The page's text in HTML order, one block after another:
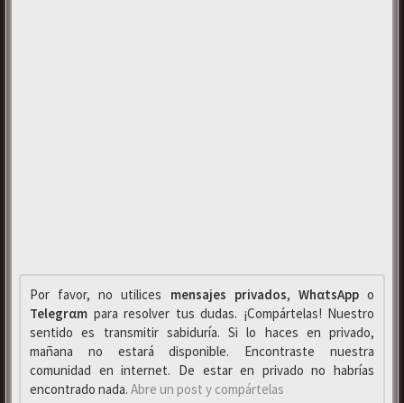
Por favor, no utilices mensajes privados, WhαtsAppo
Telegrαm para resolver tus dudas. ¡Compártelas! Nuestro
sentido es transmitir sabiduría. Si lo haces en privado,
mañana no estará disponible. Encontraste nuestra
comunidad en internet. De estar en privado no habrías
encontrado nada. Abre un post y compártelas